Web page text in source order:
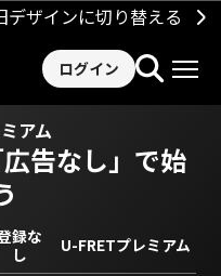
デザインに切り替える
ログイン
アム
広告なし」で始
録な
し
U-FRETプレミアム